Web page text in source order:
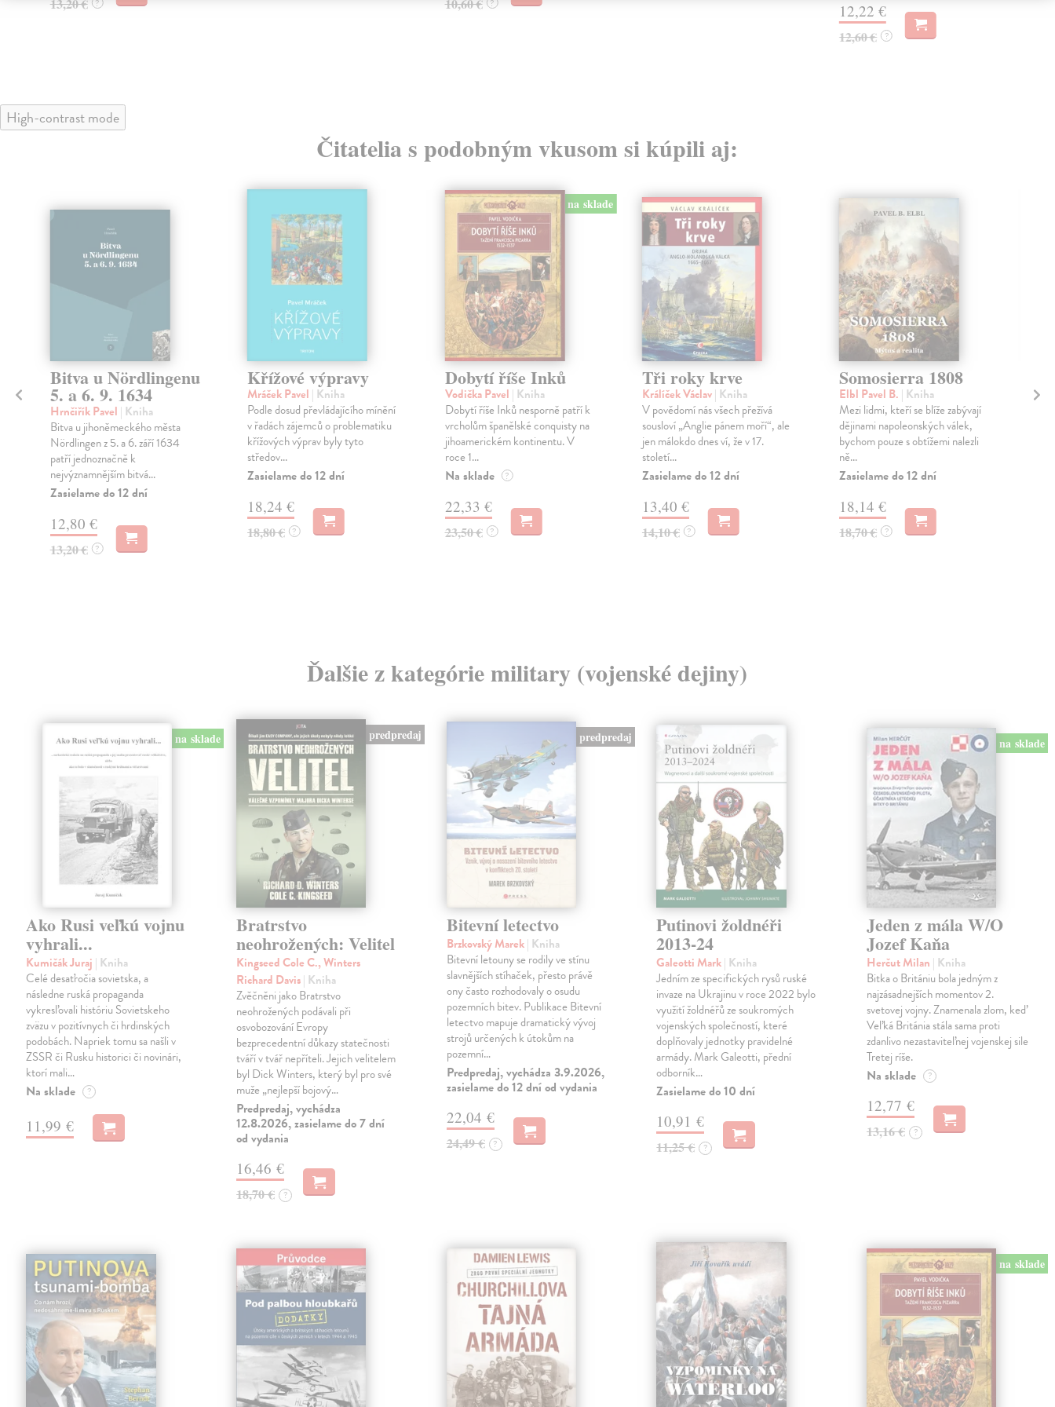
? ? 12,22 €
12,60 € ?
High-contrast mode
Čitatelia s podobným vkusom si kúpili aj:
Bitva u Nördlingenu
5. a 6. 9. 1634
Hrnčiřík Pavel | Kniha
Bitva u jihoněmeckého města
Nördlingen z 5. a 6. září 1634
patří jednoznačně k
nejvýznamnějším bitvá...
Zasielame do 12 dní
12,80 €
13,20 € ?
Křížové výpravy
Mráček Pavel | Kniha
Podle dosud převládajícího mínění
v řadách zájemců o problematiku
křížových výprav byly tyto
středov...
Zasielame do 12 dní
18,24 €
18,80 € ?
na sklade
Dobytí říše Inků
Vodička Pavel | Kniha
Dobytí říše Inků nesporně patří k
vrcholům španělské conquisty na
jihoamerickém kontinentu. V
roce 1...
Na sklade ?
22,33 €
23,50 € ?
Tři roky krve
Králíček Václav| Kniha
V povědomí nás všech přežívá
sousloví „Anglie pánem moří“, ale
jen málokdo dnes ví, že v 17.
století...
Zasielame do 12 dní
13,40 €
14,10 € ?
Somosierra 1808
Elbl Pavel B. | Kniha
Mezi lidmi, kteří se blíže zabývají
dějinami napoleonských válek,
bychom pouze s obtížemi nalezli
ně...
Zasielame do 12 dní
18,14 €
18,70 € ?
Ďalšie z kategórie military (vojenské dejiny)
na sklade
Ako Rusi veľkú vojnu
vyhrali...
Kumičák Juraj | Kniha
Celé desaťročia sovietska, a
následne ruská propaganda
vykresľovali históriu Sovietskeho
zväzu v pozitívnych či hrdinských
podobách. Napriek tomu sa našli v
ZSSR či Rusku historici či novinári,
ktorí mali…
Na sklade ?
11,99 €
predpredaj
Bratrstvo
neohrožených: Velitel
Kingseed Cole C., Winters
Richard Davis| Kniha
Zvěčněni jako Bratrstvo
neohrožených podávali při
osvobozování Evropy
bezprecedentní důkazy statečnosti
tváří v tvář nepříteli. Jejich velitelem
byl Dick Winters, který byl pro své
muže „nejlepší bojový…
Predpredaj, vychádza
12.8.2026, zasielame do 7 dní
od vydania
16,46 €
18,70 € ?
predpredaj
Bitevní letectvo
Brzkovský Marek| Kniha
Bitevní letouny se rodily ve stínu
slavnějších stíhaček, přesto právě
ony často rozhodovaly o osudu
pozemních bitev. Publikace Bitevní
letectvo mapuje dramatický vývoj
strojů určených k útokům na
pozemní…
Predpredaj, vychádza 3.9.2026,
zasielame do 12 dní od vydania
22,04 €
24,49 € ?
Putinovi žoldnéři
2013-24
Galeotti Mark| Kniha
Jedním ze specifických rysů ruské
invaze na Ukrajinu v roce 2022 bylo
využití žoldnéřů ze soukromých
vojenských společností, které
doplňovaly jednotky pravidelné
armády. Mark Galeotti, přední
odborník…
Zasielame do 10 dní
10,91 €
11,25 € ?
na sklade
Jeden z mála W/O
Jozef Kaňa
Herčut Milan | Kniha
Bitka o Britániu bola jedným z
najzásadnejších momentov 2.
svetovej vojny. Znamenala zlom, keď
Veľká Británia stála sama proti
zdanlivo nezastaviteľnej vojenskej sile
Tretej ríše.
Na sklade ?
12,77 €
13,16 € ?
na sklade